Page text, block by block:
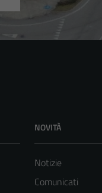
NOVITÀ
Notizie
Comunicati